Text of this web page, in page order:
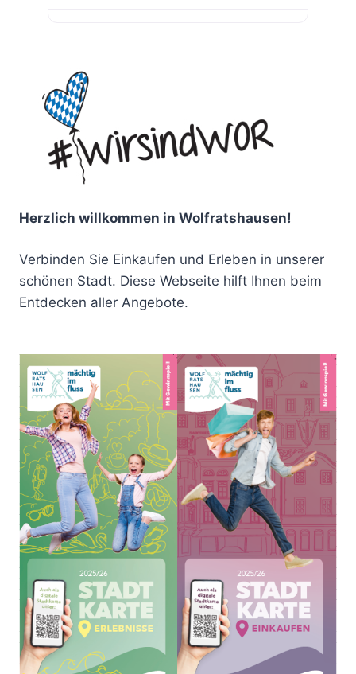
Herzlich willkommen in Wolfratshausen!
Verbinden Sie Einkaufen und Erleben in unserer
schönen Stadt. Diese Webseite hilft Ihnen beim
Entdecken aller Angebote.